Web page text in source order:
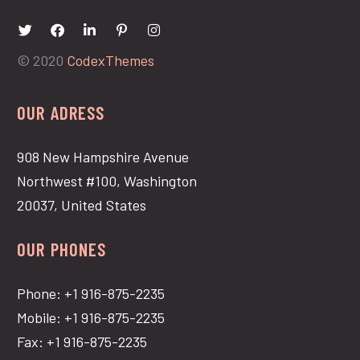
© 2020 CodexThemes
OUR ADRESS
908 New Hampshire Avenue
Northwest #100, Washington
20037, United States
OUR PHONES
Phone: +1 916-875-2235
Mobile: +1 916-875-2235
Fax: +1 916-875-2235